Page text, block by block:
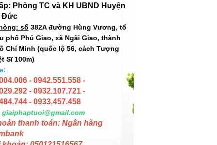
Phòng TC và KH UBND Huyện
Đức
số 382A đường Hùng Vương, tổ
phố Phú Giao, xã Ngãi Giao, thành
Chí Minh (quốc lộ 56, cách Tượng
Sĩ 100m)
- 0942.551.558 -
- 0932.107.721 -
- 0933.457.458
giaiphaptuoi@gmail.com
thanh toán: Ngân hàng